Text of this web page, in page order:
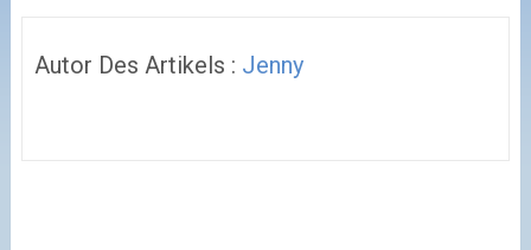
Autor Des Artikels : Jenny